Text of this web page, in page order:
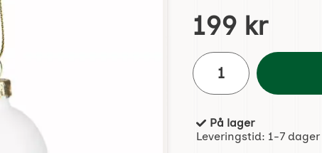
Handle dette
pris
199 kr
antall
Produkttilgjengelighet:
På lager
Leveringstid: 1-7 dager